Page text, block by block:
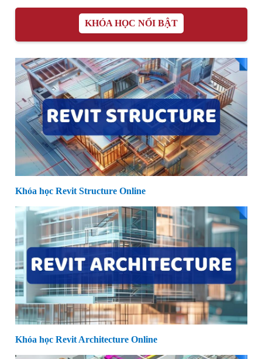
KHÓA HỌC NỔI BẬT
Khóa học Revit Structure Online
Khóa học Revit Architecture Online